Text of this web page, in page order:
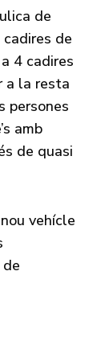
de
de
4 cadires
a la resta
persones
amb
de quasi
vehícle